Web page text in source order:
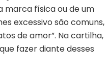
marca física ou de um
excessivo são comuns,
de amor”. Na cartilha,
fazer diante desses